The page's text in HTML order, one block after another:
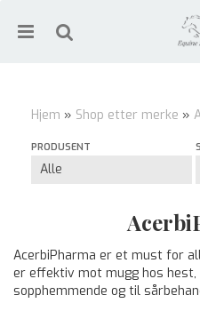
Hjem » Shop etter merke »
PRODUSENT
AcerbiPharma er et must for
er effektiv mot mugg hos
sopphemmende og til